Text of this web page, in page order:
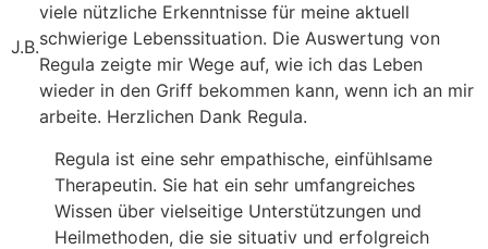
J.B.
viele nützliche Erkenntnisse für meine aktuell
schwierige Lebenssituation. Die Auswertung von
Regula zeigte mir Wege auf, wie ich das Leben
wieder in den Griff bekommen kann, wenn ich an mir
arbeite. Herzlichen Dank Regula.
Regula ist eine sehr empathische, einfühlsame
Therapeutin. Sie hat ein sehr umfangreiches
Wissen über vielseitige Unterstützungen und
Heilmethoden, die sie situativ und erfolgreich